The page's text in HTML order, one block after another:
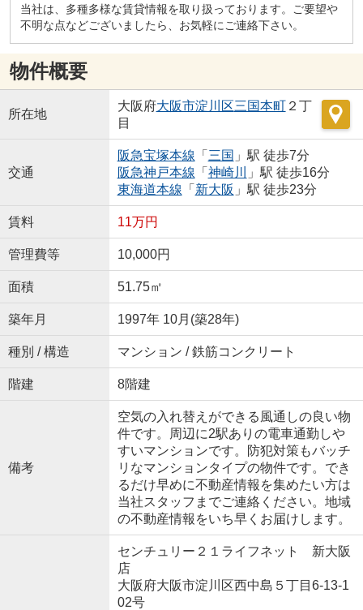
当社は、多種多様な賃貸情報を取り扱っております。ご要望や
不明な点などございましたら、お気軽にご連絡下さい。
物件概要
所在地
大阪府大阪市淀川区三国本町２丁
目
交通
阪急宝塚本線 「 三国 」駅 徒歩7分
阪急神戸本線 「 神崎川
」駅 徒歩16分
東海道本線 「 新大阪 」駅 徒歩23分
賃料 11万円
管理費等 10,000円
面積 51.75㎡
築年月 1997年 10月(築28年)
種別 / 構造 マンション / 鉄筋コンクリート
階建 8階建
備考
空気の入れ替えができる風通しの良い物
件です。周辺に2駅ありの電車通勤しや
すいマンションです。防犯対策もバッチ
リなマンションタイプの物件です。でき
るだけ早めに不動産情報を集めたい方は
当社スタッフまでご連絡ください。地域
の不動産情報をいち早くお届けします。
センチュリー２１ライフネット 新大阪
店
大阪府大阪市淀川区西中島５丁目6-13-1
02号